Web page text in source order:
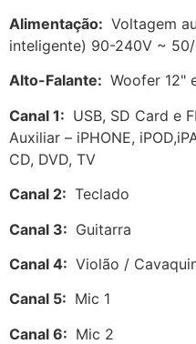
Alimentação: Voltagem
inteligente) 90-240V ~
Alto-Falante: Woofer 12"
Canal 1: USB, SD Card e
Auxiliar – iPHONE,
CD, DVD, TV
Canal 2: Teclado
Canal 3: Guitarra
Canal 4: Violão /
Canal 5: Mic 1
Canal 6: Mic 2